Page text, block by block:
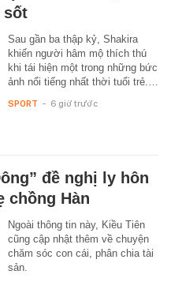
sốt
Sau gần ba thập kỷ, Shakira
khiến người hâm mộ thích thú
khi tái hiện một trong những bức
ảnh nổi tiếng nhất thời tuổi trẻ.…
SPORT - 6 giờ trước
đề nghị ly hôn
chồng Hàn
Ngoài thông tin này, Kiều Tiên
cũng cập nhật thêm về chuyện
chăm sóc con cái, phân chia tài
sản.